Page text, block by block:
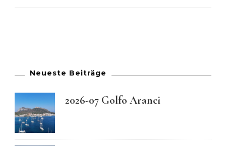
Neueste Beiträge
2026-07 Golfo Aranci